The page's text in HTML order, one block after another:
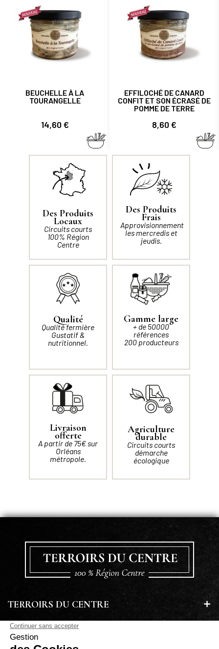
BEUCHELLE À LA
TOURANGELLE
Prix
14,60 €
EFFILOCHÉ DE CANARD
CONFIT ET SON ÉCRASÉ DE
POMME DE TERRE
Prix
8,60 €
Des Produits
Locaux
Circuits courts
100% Région
Centre
Des Produits
Frais
Approvisionnement
les mercredis et
jeudis.
Qualité
Qualité fermière
Gustatif &
nutritionnel.
Gamme large
+ de 50000
références
200 producteurs
Livraison
offerte
A partir de 75€ sur
Orléans
métropole.
Agriculture
durable
Circuits courts
démarche
écologique
TERROIRS DU CENTRE
EN SAVOIR PLUS